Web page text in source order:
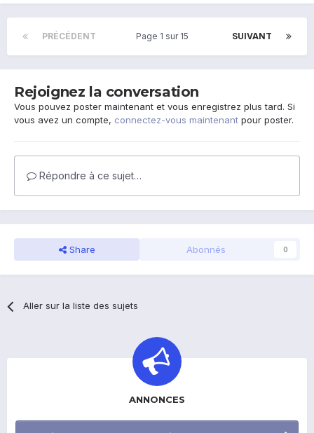
PRÉCÉDENT SUIVANT
Page 1 sur 15
Rejoignez la conversation
Vous pouvez poster maintenant et vous enregistrez plus tard. Si
vous avez un compte, connectez-vous maintenant pour poster.
Répondre à ce sujet…
Share Abonnés 0
Aller sur la liste des sujets
ANNONCES